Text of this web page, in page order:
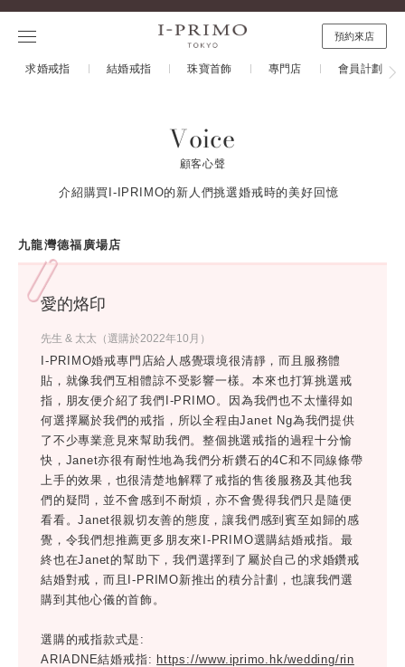
預約來店
求婚戒指 結婚戒指 珠寶首飾 專門店 會員計劃
Voice
顧客心聲
介紹購買I-IPRIMO的新人們挑選婚戒時的美好回憶
九龍灣德福廣場店
愛的烙印
先生 & 太太（選購於2022年10月）
I-PRIMO婚戒專門店給人感覺環境很清靜，而且服務體
貼，就像我們互相體諒不受影響一樣。本來也打算挑選戒
指，朋友便介紹了我們I-PRIMO。因為我們也不太懂得如
何選擇屬於我們的戒指，所以全程由Janet Ng為我們提供
了不少專業意見來幫助我們。整個挑選戒指的過程十分愉
快，Janet亦很有耐性地為我們分析鑽石的4C和不同線條帶
上手的效果，也很清楚地解釋了戒指的售後服務及其他我
們的疑問，並不會感到不耐煩，亦不會覺得我們只是隨便
看看。Janet很親切友善的態度，讓我們感到賓至如歸的感
覺，令我們想推薦更多朋友來I-PRIMO選購結婚戒指。最
終也在Janet的幫助下，我們選擇到了屬於自己的求婚鑽戒
結婚對戒，而且I-PRIMO新推出的積分計劃，也讓我們選
購到其他心儀的首飾。
選購的戒指款式是:
ARIADNE結婚戒指: https://www.iprimo.hk/wedding/rin